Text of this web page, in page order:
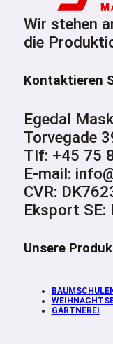
Wir stehen
die
Kontaktieren
Egedal
Torvegade
Tlf: +45 75
E-mail:
CVR:
Eksport SE:
Unsere
GÄRTNEREI